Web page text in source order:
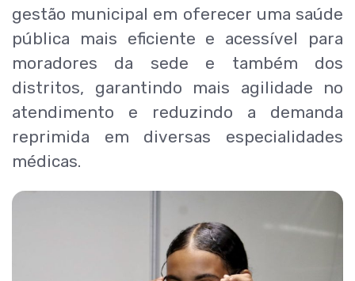
gestão municipal em oferecer uma saúde
pública mais eficiente e acessível para
moradores da sede e também dos
distritos, garantindo mais agilidade no
atendimento e reduzindo a demanda
reprimida em diversas especialidades
médicas.